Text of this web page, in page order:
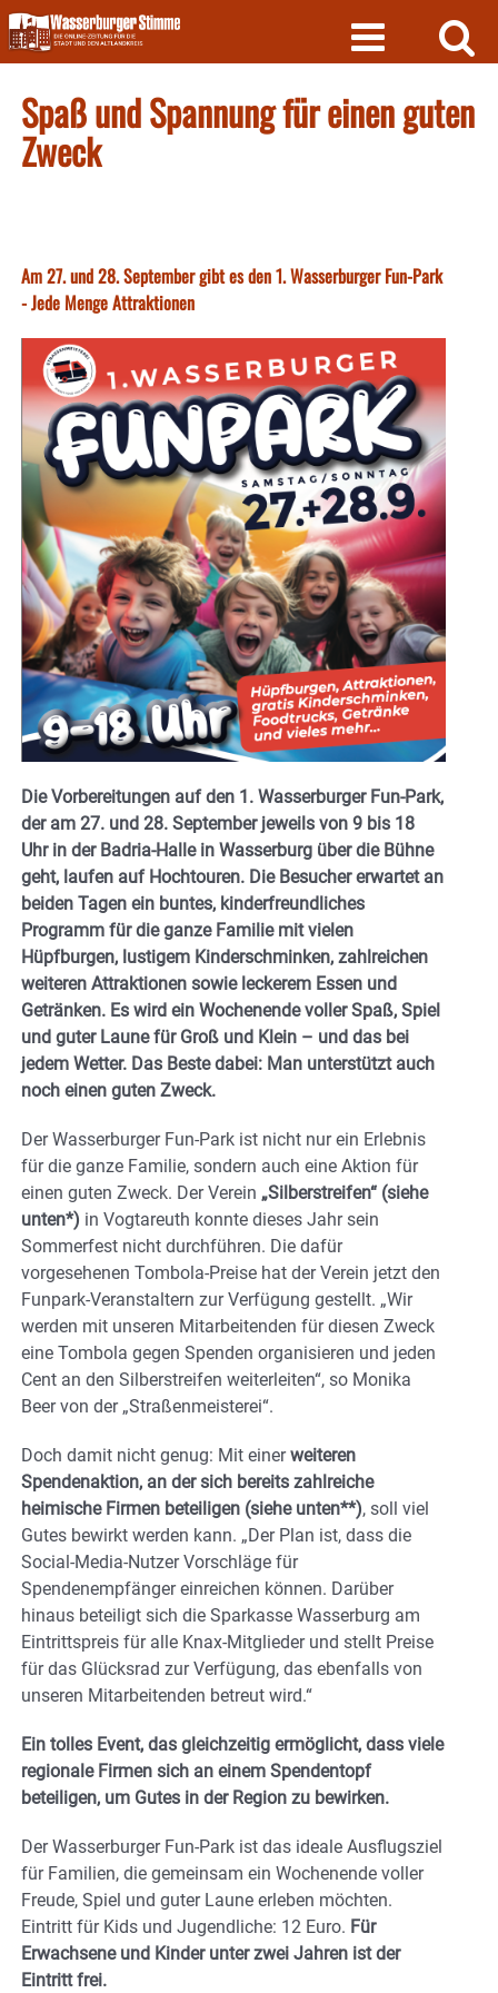
Skip
to
content
Spaß und Spannung für einen guten
Zweck
Am 27. und 28. September gibt es den 1. Wasserburger Fun-Park
- Jede Menge Attraktionen
Die Vorbereitungen auf den 1. Wasserburger Fun-Park,
der am 27. und 28. September jeweils von 9 bis 18
Uhr in der Badria-Halle in Wasserburg über die Bühne
geht, laufen auf Hochtouren. Die Besucher erwartet an
beiden Tagen ein buntes, kinderfreundliches
Programm für die ganze Familie mit vielen
Hüpfburgen, lustigem Kinderschminken, zahlreichen
weiteren Attraktionen sowie leckerem Essen und
Getränken. Es wird ein Wochenende voller Spaß, Spiel
und guter Laune für Groß und Klein – und das bei
jedem Wetter. Das Beste dabei: Man unterstützt auch
noch einen guten Zweck.
Der Wasserburger Fun-Park ist nicht nur ein Erlebnis
für die ganze Familie, sondern auch eine Aktion für
einen guten Zweck. Der Verein „Silberstreifen“ (siehe
unten*) in Vogtareuth konnte dieses Jahr sein
Sommerfest nicht durchführen. Die dafür
vorgesehenen Tombola-Preise hat der Verein jetzt den
Funpark-Veranstaltern zur Verfügung gestellt. „Wir
werden mit unseren Mitarbeitenden für diesen Zweck
eine Tombola gegen Spenden organisieren und jeden
Cent an den Silberstreifen weiterleiten“, so Monika
Beer von der „Straßenmeisterei“.
Doch damit nicht genug: Mit einerweiteren
Spendenaktion, an der sich bereits zahlreiche
heimische Firmen beteiligen (siehe unten**), soll viel
Gutes bewirkt werden kann. „Der Plan ist, dass die
Social-Media-Nutzer Vorschläge für
Spendenempfänger einreichen können. Darüber
hinaus beteiligt sich die Sparkasse Wasserburg am
Eintrittspreis für alle Knax-Mitglieder und stellt Preise
für das Glücksrad zur Verfügung, das ebenfalls von
unseren Mitarbeitenden betreut wird.“
Ein tolles Event, das gleichzeitig ermöglicht, dass viele
regionale Firmen sich an einem Spendentopf
beteiligen, um Gutes in der Region zu bewirken.
Der Wasserburger Fun-Park ist das ideale Ausflugsziel
für Familien, die gemeinsam ein Wochenende voller
Freude, Spiel und guter Laune erleben möchten.
Eintritt für Kids und Jugendliche: 12 Euro. Für
Erwachsene und Kinder unter zwei Jahren ist der
Eintritt frei.